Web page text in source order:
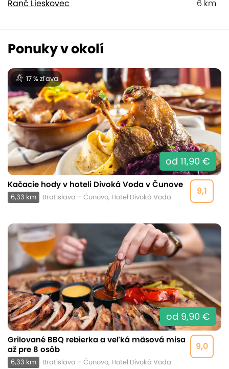
6 km
Ranč Lieskovec
Ponuky v okolí
17 % zľava
od 11,90 €
9,1
Kačacie hody v hoteli Divoká Voda v Čunove
6,33 km Bratislava – Čunovo, Hotel Divoká Voda
od 9,90 €
9,0
Grilované BBQ rebierka a veľká mäsová misa
až pre 8 osôb
6,33 km Bratislava – Čunovo, Hotel Divoká Voda